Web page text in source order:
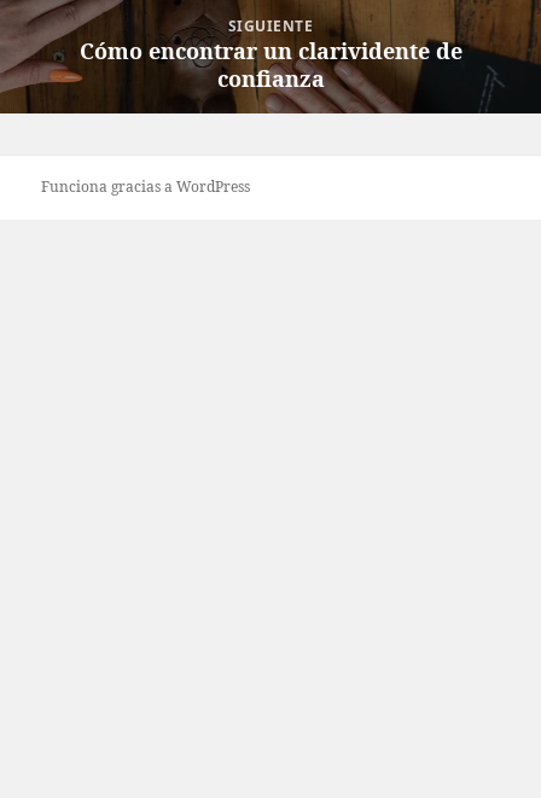
SIGUIENTE
Entrada
siguiente:
Cómo encontrar un clarividente de
confianza
Funciona gracias a WordPress